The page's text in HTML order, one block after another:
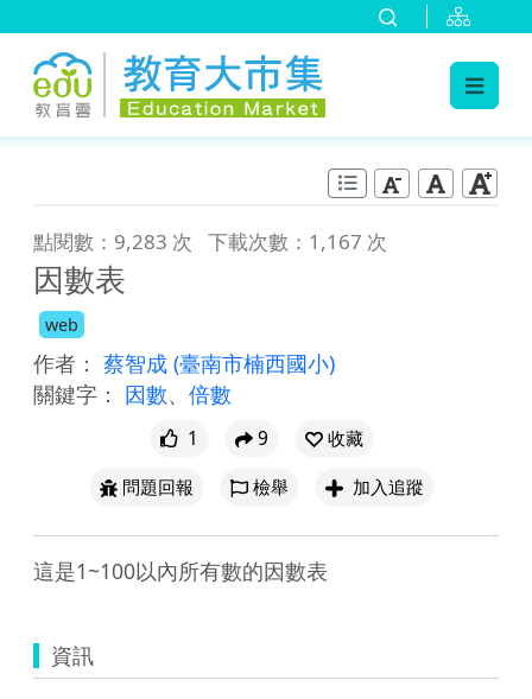
點閱數：9,283 次 下載次數：1,167 次
因數表
web
作者： 蔡智成 (臺南市楠西國小)
關鍵字： 因數、 倍數
1 9
收藏
問題回報
檢舉 加入追蹤
這是1~100以內所有數的因數表
資訊